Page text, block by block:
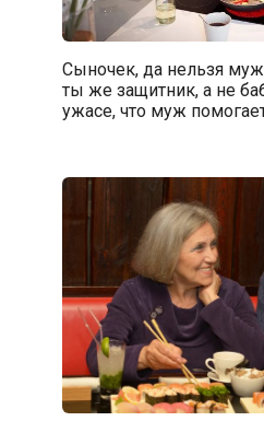
Сыночек, да нельзя
ты же защитник, а не
ужасе, что муж